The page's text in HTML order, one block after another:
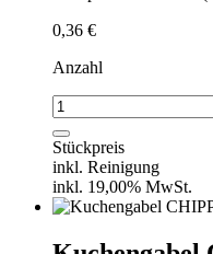
0,36 €
Anzahl
Tafelgabel
CHIPPENDALE
Menge
Stückpreis
inkl. Reinigung
inkl. 19,00% MwSt.